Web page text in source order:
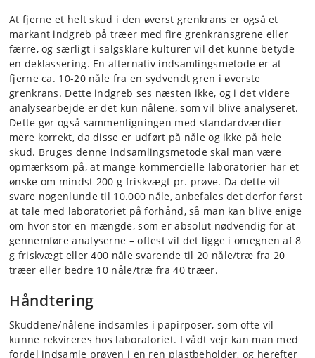
At fjerne et helt skud i den øverst grenkrans er også et
markant indgreb på træer med fire grenkransgrene eller
færre, og særligt i salgsklare kulturer vil det kunne betyde
en deklassering. En alternativ indsamlingsmetode er at
fjerne ca. 10-20 nåle fra en sydvendt gren i øverste
grenkrans. Dette indgreb ses næsten ikke, og i det videre
analysearbejde er det kun nålene, som vil blive analyseret.
Dette gør også sammenligningen med standardværdier
mere korrekt, da disse er udført på nåle og ikke på hele
skud. Bruges denne indsamlingsmetode skal man være
opmærksom på, at mange kommercielle laboratorier har et
ønske om mindst 200 g friskvægt pr. prøve. Da dette vil
svare nogenlunde til 10.000 nåle, anbefales det derfor først
at tale med laboratoriet på forhånd, så man kan blive enige
om hvor stor en mængde, som er absolut nødvendig for at
gennemføre analyserne – oftest vil det ligge i omegnen af 8
g friskvægt eller 400 nåle svarende til 20 nåle/træ fra 20
træer eller bedre 10 nåle/træ fra 40 træer.
Håndtering
Skuddene/nålene indsamles i papirposer, som ofte vil
kunne rekvireres hos laboratoriet. I vådt vejr kan man med
fordel indsamle prøven i en ren plastbeholder, og herefter